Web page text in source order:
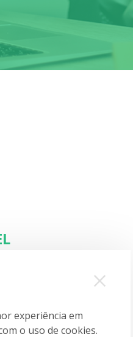
experiência em
o uso de cookies.